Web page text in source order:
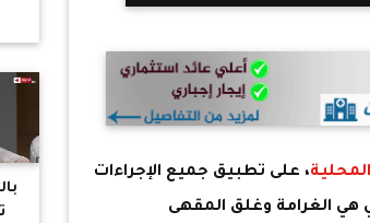
، على تطبيق جميع الإجراءات
هي الغرامة وغلق المقهى